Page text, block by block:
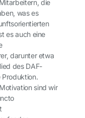
die
was es
es auch eine
darunter etwa
des DAF-
sind wir